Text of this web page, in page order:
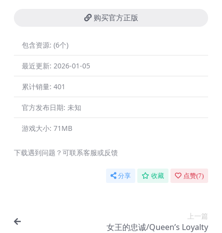
购买官方正版
包含资源: (6个)
最近更新: 2026-01-05
累计销量: 401
官方发布日期: 未知
游戏大小: 71MB
下载遇到问题？可联系客服或反馈
分享 收藏 点赞(7)
上一篇
女王的忠诚/Queen’s Loyalty